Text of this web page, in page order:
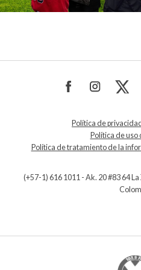
Política de
Política de uso
Política de tratamiento de la
(+57-1) 616 1011 - Ak. 20 #83 64